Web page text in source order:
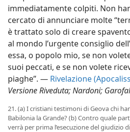
immediatamente colpiti. Non
cercato di annunciare molte
è trattato solo di creare
al mondo l’urgente consiglio
essa, o popolo mio, se non
suoi peccati, e se non volete
piaghe”. — Rivelazione
Versione Riveduta; Nardoni;
21. (a) I cristiani testimoni di Geova chi
Babilonia la Grande? (b) Contro quale
verrà per prima l’esecuzione del giudizio